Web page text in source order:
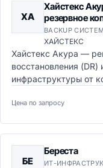
ХА
Хайстекс
резервное
BACKUP
ХАЙСТЕКС
Хайстекс Акура —
восстановления
инфраструктуры от
Цена по запросу
БЕ
Береста
ИТ-